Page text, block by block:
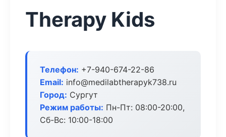
Therapy Kids
Телефон: +7-940-674-22-86
Email: info@medilabtherapyk738.ru
Город: Сургут
Режим работы: Пн-Пт: 08:00-20:00,
Сб-Вс: 10:00-18:00